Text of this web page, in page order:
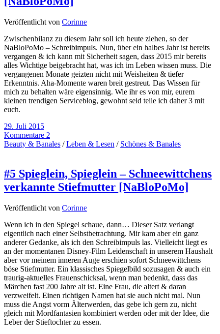
Veröffentlicht von Corinne
Zwischenbilanz zu diesem Jahr soll ich heute ziehen, so der
NaBloPoMo – Schreibimpuls. Nun, über ein halbes Jahr ist bereits
vergangen & ich kann mit Sicherheit sagen, dass 2015 mir bereits
alles Wichtige beigebracht hat, was ich im Leben wissen muss. Die
vergangenen Monate geizten nicht mit Weisheiten & tiefer
Erkenntnis. Aha-Momente waren breit gestreut. Das Wissen für
mich zu behalten wäre eigensinnig. Wie ihr es von mir, eurem
kleinen trendigen Serviceblog, gewohnt seid teile ich daher 3 mit
euch.
29. Juli 2015
Kommentare 2
Beauty & Banales /Leben & Lesen / Schönes & Banales
#5 Spieglein, Spieglein – Schneewittchens
verkannte Stiefmutter [NaBloPoMo]
Veröffentlicht von Corinne
Wenn ich in den Spiegel schaue, dann… Dieser Satz verlangt
eigentlich nach einer Selbstbetrachtung. Mir kam aber ein ganz
anderer Gedanke, als ich den Schreibimpuls las. Vielleicht liegt es
an der momentanen Disney-Film Leidenschaft in unserem Haushalt
aber vor meinem inneren Auge erschien sofort Schneewittchens
böse Stiefmutter. Ein klassisches Spiegelbild sozusagen & auch ein
traurig-aktuelles Frauenschicksal, wenn man bedenkt, dass das
Märchen fast 200 Jahre alt ist. Eine Frau, die altert & daran
verzweifelt. Einen richtigen Namen hat sie auch nicht mal. Nun
muss die Angst vorm Älterwerden, das gebe ich gern zu, nicht
gleich mit Mordfantasien kombiniert werden oder mit der Idee, die
Leber der Stieftochter zu essen.